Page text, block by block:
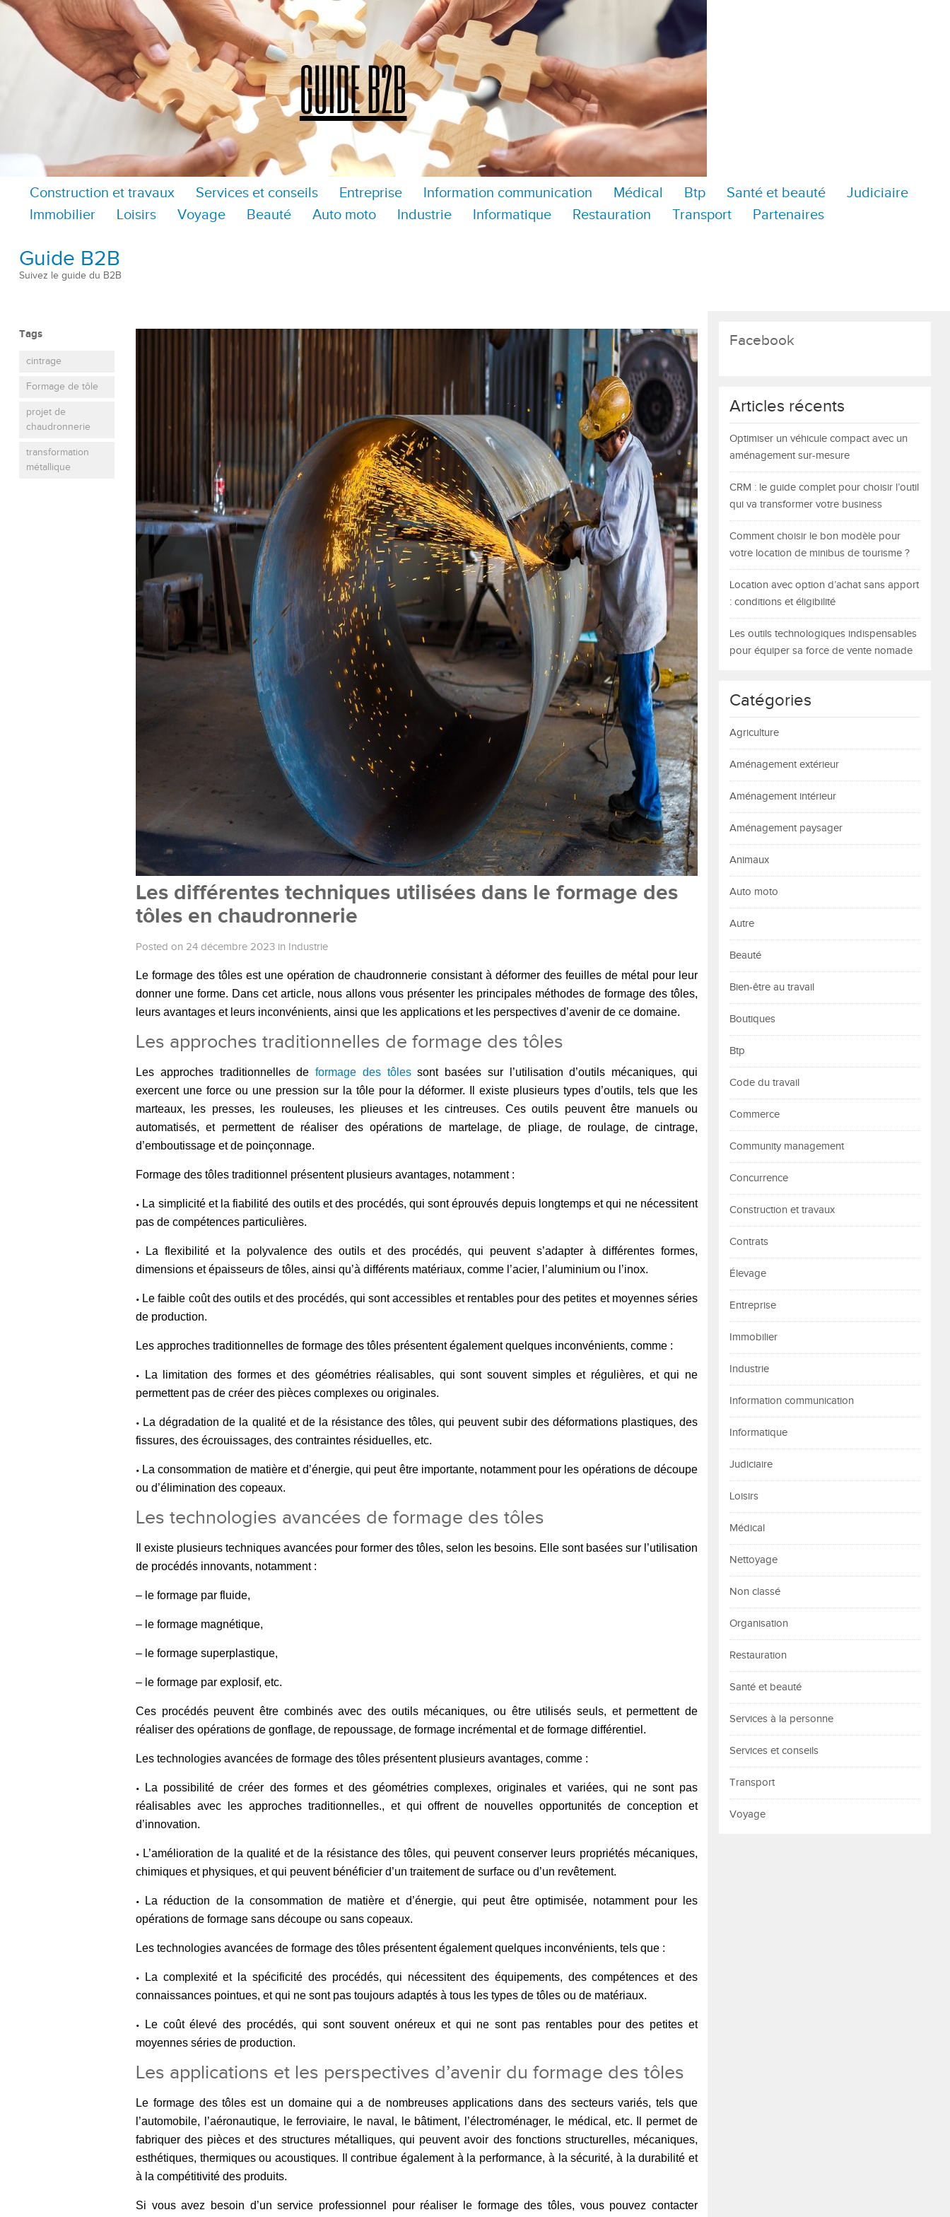
Construction et travaux Services et conseils Entreprise Information communication Médical Btp Santé et beauté
Judiciaire
Immobilier
Loisirs Voyage Beauté Auto moto Industrie Informatique Restauration Transport Partenaires
Guide B2B
Suivez le guide du B2B
Tags
cintrage
Formage de tôle
projet de
chaudronnerie
transformation
métallique
Les différentes techniques utilisées dans le formage des
tôles en chaudronnerie
Posted on 24 décembre 2023 in Industrie
Le formage des tôles est une opération de chaudronnerie consistant à déformer des feuilles de métal pour leur
donner une forme. Dans cet article, nous allons vous présenter les principales méthodes de formage des tôles,
leurs avantages et leurs inconvénients, ainsi que les applications et les perspectives d’avenir de ce domaine.
Les approches traditionnelles de formage des tôles
Les approches traditionnelles deformage des tôlessont basées sur l’utilisation d’outils mécaniques, qui
exercent une force ou une pression sur la tôle pour la déformer. Il existe plusieurs types d’outils, tels que les
marteaux, les presses, les rouleuses, les plieuses et les cintreuses. Ces outils peuvent être manuels ou
automatisés, et permettent de réaliser des opérations de martelage, de pliage, de roulage, de cintrage,
d’emboutissage et de poinçonnage.
Formage des tôles traditionnel présentent plusieurs avantages, notamment :
• La simplicité et la fiabilité des outils et des procédés, qui sont éprouvés depuis longtemps et qui ne nécessitent
pas de compétences particulières.
•
La flexibilité et la polyvalence des outils et des procédés, qui peuvent s’adapter à différentes formes,
dimensions et épaisseurs de tôles, ainsi qu’à différents matériaux, comme l’acier, l’aluminium ou l’inox.
• Le faible coût des outils et des procédés, qui sont accessibles et rentables pour des petites et moyennes séries
de production.
Les approches traditionnelles de formage des tôles présentent également quelques inconvénients, comme :
•
La limitation des formes et des géométries réalisables, qui sont souvent simples et régulières, et qui ne
permettent pas de créer des pièces complexes ou originales.
• La dégradation de la qualité et de la résistance des tôles, qui peuvent subir des déformations plastiques, des
fissures, des écrouissages, des contraintes résiduelles, etc.
• La consommation de matière et d’énergie, qui peut être importante, notamment pour les opérations de découpe
ou d’élimination des copeaux.
Les technologies avancées de formage des tôles
Il existe plusieurs techniques avancées pour former des tôles, selon les besoins. Elle sont basées sur l’utilisation
de procédés innovants, notamment :
– le formage par fluide,
– le formage magnétique,
– le formage superplastique,
– le formage par explosif, etc.
Ces procédés peuvent être combinés avec des outils mécaniques, ou être utilisés seuls, et permettent de
réaliser des opérations de gonflage, de repoussage, de formage incrémental et de formage différentiel.
Les technologies avancées de formage des tôles présentent plusieurs avantages, comme :
•
La possibilité de créer des formes et des géométries complexes, originales et variées, qui ne sont pas
réalisables avec les approches traditionnelles., et qui offrent de nouvelles opportunités de conception et
d’innovation.
• L’amélioration de la qualité et de la résistance des tôles, qui peuvent conserver leurs propriétés mécaniques,
chimiques et physiques, et qui peuvent bénéficier d’un traitement de surface ou d’un revêtement.
•
La réduction de la consommation de matière et d’énergie, qui peut être optimisée, notamment pour les
opérations de formage sans découpe ou sans copeaux.
Les technologies avancées de formage des tôles présentent également quelques inconvénients, tels que :
•
La complexité et la spécificité des procédés, qui nécessitent des équipements, des compétences et des
connaissances pointues, et qui ne sont pas toujours adaptés à tous les types de tôles ou de matériaux.
•
Le coût élevé des procédés, qui sont souvent onéreux et qui ne sont pas rentables pour des petites et
moyennes séries de production.
Les applications et les perspectives d’avenir du formage des tôles
Le formage des tôles est un domaine qui a de nombreuses applications dans des secteurs variés, tels que
l’automobile, l’aéronautique, le ferroviaire, le naval, le bâtiment, l’électroménager, le médical, etc. Il permet de
fabriquer des pièces et des structures métalliques, qui peuvent avoir des fonctions structurelles, mécaniques,
esthétiques, thermiques ou acoustiques. Il contribue également à la performance, à la sécurité, à la durabilité et
à la compétitivité des produits.
Si vous avez besoin d’un service professionnel pour réaliser le formage des tôles, vous pouvez contacter
Facebook
Articles récents
Optimiser un véhicule compact avec un
aménagement sur-mesure
CRM : le guide complet pour choisir l’outil
qui va transformer votre business
Comment choisir le bon modèle pour
votre location de minibus de tourisme ?
Location avec option d’achat sans apport
: conditions et éligibilité
Les outils technologiques indispensables
pour équiper sa force de vente nomade
Catégories
Agriculture
Aménagement extérieur
Aménagement intérieur
Aménagement paysager
Animaux
Auto moto
Autre
Beauté
Bien-être au travail
Boutiques
Btp
Code du travail
Commerce
Community management
Concurrence
Construction et travaux
Contrats
Élevage
Entreprise
Immobilier
Industrie
Information communication
Informatique
Judiciaire
Loisirs
Médical
Nettoyage
Non classé
Organisation
Restauration
Santé et beauté
Services à la personne
Services et conseils
Transport
Voyage